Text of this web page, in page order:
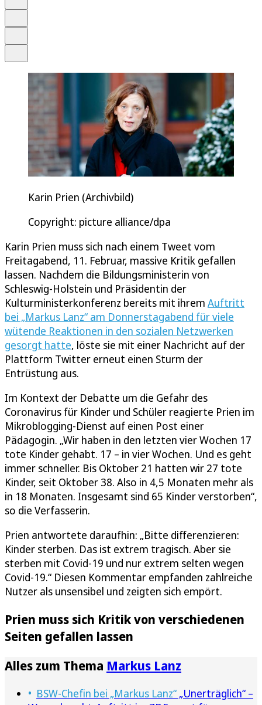
Karin Prien (Archivbild)
Copyright: picture alliance/dpa
Karin Prien muss sich nach einem Tweet vom
Freitagabend, 11. Februar, massive Kritik gefallen
lassen. Nachdem die Bildungsministerin von
Schleswig-Holstein und Präsidentin der
Kulturministerkonferenz bereits mit ihrem Auftritt
bei „Markus Lanz“ am Donnerstagabend für viele
wütende Reaktionen in den sozialen Netzwerken
gesorgt hatte, löste sie mit einer Nachricht auf der
Plattform Twitter erneut einen Sturm der
Entrüstung aus.
Im Kontext der Debatte um die Gefahr des
Coronavirus für Kinder und Schüler reagierte Prien im
Mikroblogging-Dienst auf einen Post einer
Pädagogin. „Wir haben in den letzten vier Wochen 17
tote Kinder gehabt. 17 – in vier Wochen. Und es geht
immer schneller. Bis Oktober 21 hatten wir 27 tote
Kinder, seit Oktober 38. Also in 4,5 Monaten mehr als
in 18 Monaten. Insgesamt sind 65 Kinder verstorben“,
so die Verfasserin.
Prien antwortete daraufhin: „Bitte differenzieren:
Kinder sterben. Das ist extrem tragisch. Aber sie
sterben mit Covid-19 und nur extrem selten wegen
Covid-19.“ Diesen Kommentar empfanden zahlreiche
Nutzer als unsensibel und zeigten sich empört.
Prien muss sich Kritik von verschiedenen
Seiten gefallen lassen
Alles zum Thema Markus Lanz
BSW-Chefin bei „Markus Lanz“ „Unerträglich“ –